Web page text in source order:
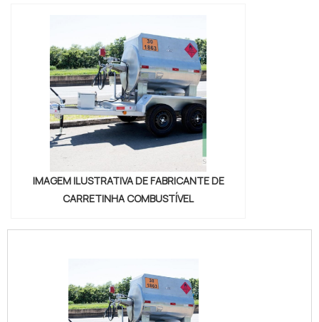
IMAGEM ILUSTRATIVA DE FABRICANTE DE
CARRETINHA COMBUSTÍVEL